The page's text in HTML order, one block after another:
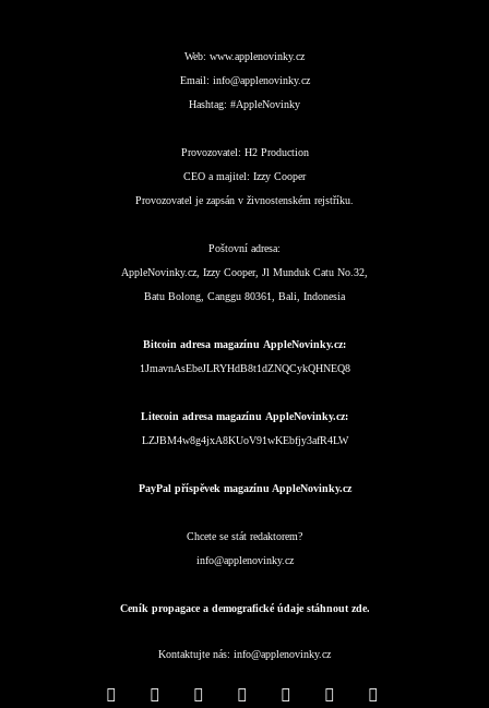
Web: www.applenovinky.cz
Email: info@applenovinky.cz
Hashtag: #AppleNovinky
Provozovatel: H2 Production
CEO a majitel: Izzy Cooper
Provozovatel je zapsán v živnostenském rejstříku.
Poštovní adresa:
AppleNovinky.cz, Izzy Cooper, Jl Munduk Catu No.32,
Batu Bolong, Canggu 80361, Bali, Indonesia
Bitcoin adresa magazínu AppleNovinky.cz:
1JmavnAsEbeJLRYHdB8t1dZNQCykQHNEQ8
Litecoin adresa magazínu AppleNovinky.cz:
LZJBM4w8g4jxA8KUoV91wKEbfjy3afR4LW
PayPal příspěvek magazínu AppleNovinky.cz
Chcete se stát redaktorem?
info@applenovinky.cz
Ceník propagace a demografické údaje stáhnout zde.
Kontaktujte nás: info@applenovinky.cz